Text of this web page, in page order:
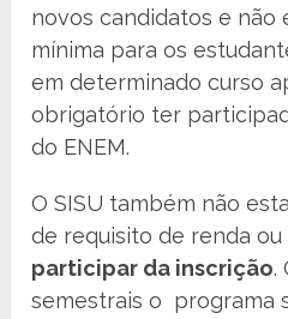
novos candidatos e não
mínima para os
em determinado curso
obrigatório ter
do ENEM.
O SISU também não
de requisito de renda ou
participar da inscrição.
semestrais o programa